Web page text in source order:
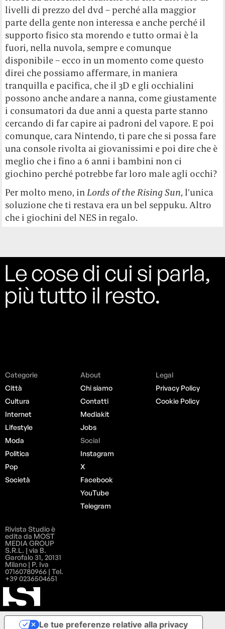
livelli di prezzo del dvd – perché alla maggior
parte della gente non interessa e anche perché il
supporto fisico sta morendo e tutto ormai è la
fuori, nella nuvola, sempre e comunque
disponibile – ecco in un momento come questo
direi che possiamo affermare, in maniera
tranquilla e pacifica, che il 3D e gli occhialini
possono anche andare a nanna, come giustamente
i consumatori da due anni a questa parte stanno
cercando di far capire ai padroni del vapore. E poi
comunque, cara Nintendo, ti pare che si possa fare
una console rivolta ai giovanissimi e poi dire che è
meglio che i fino a 6 anni i bambini non ci
giochino perché potrebbe far loro male agli occhi?
Per molto meno, inLords of the Rising Sun, l’unica
soluzione che ti restava era un bel seppuku. Altro
che i giochini del NES in regalo.
Le cose di cui si parla,
più tutto il resto.
Categorie
Città
Cultura
Internet
Lifestyle
Moda
Politica
Pop
Società
About
Chi siamo
Contatti
Mediakit
Jobs
Social
Instagram
X
Facebook
YouTube
Telegram
Legal
Privacy Policy
Cookie Policy
Rivista Studio è
edita da MOST
MEDIA GROUP
S.R.L. | via B.
Garofalo 31, 20131
Milano | P. Iva
07160780966 | Tel.
+39 0236504651
Le tue preferenze relative alla privacy